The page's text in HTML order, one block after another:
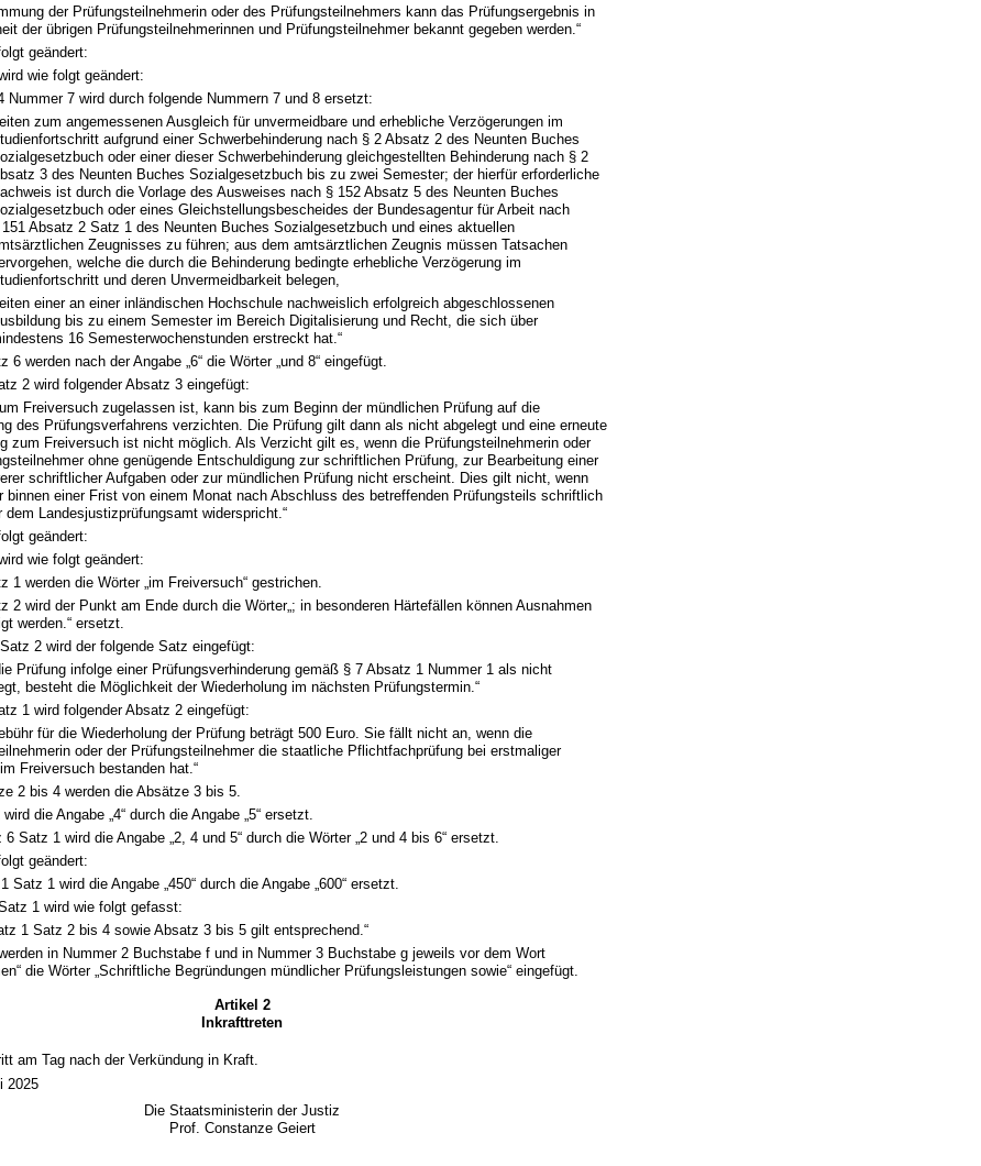
der Prüfungsteilnehmerin oder des Prüfungsteilnehmers kann das Prüfungsergebnis in
der übrigen Prüfungsteilnehmerinnen und Prüfungsteilnehmer bekannt gegeben werden.“
geändert:
wie folgt geändert:
Nummer 7 wird durch folgende Nummern 7 und 8 ersetzt:
zum angemessenen Ausgleich für unvermeidbare und erhebliche Verzögerungen im
aufgrund einer Schwerbehinderung nach § 2 Absatz 2 des Neunten Buches
oder einer dieser Schwerbehinderung gleichgestellten Behinderung nach § 2
3 des Neunten Buches Sozialgesetzbuch bis zu zwei Semester; der hierfür erforderliche
ist durch die Vorlage des Ausweises nach § 152 Absatz 5 des Neunten Buches
oder eines Gleichstellungsbescheides der Bundesagentur für Arbeit nach
151 Absatz 2 Satz 1 des Neunten Buches Sozialgesetzbuch und eines aktuellen
Zeugnisses zu führen; aus dem amtsärztlichen Zeugnis müssen Tatsachen
welche die durch die Behinderung bedingte erhebliche Verzögerung im
und deren Unvermeidbarkeit belegen,
einer an einer inländischen Hochschule nachweislich erfolgreich abgeschlossenen
bis zu einem Semester im Bereich Digitalisierung und Recht, die sich über
16 Semesterwochenstunden erstreckt hat.“
6 werden nach der Angabe „6“ die Wörter „und 8“ eingefügt.
2 wird folgender Absatz 3 eingefügt:
Freiversuch zugelassen ist, kann bis zum Beginn der mündlichen Prüfung auf die
des Prüfungsverfahrens verzichten. Die Prüfung gilt dann als nicht abgelegt und eine erneute
zum Freiversuch ist nicht möglich. Als Verzicht gilt es, wenn die Prüfungsteilnehmerin oder
ohne genügende Entschuldigung zur schriftlichen Prüfung, zur Bearbeitung einer
schriftlicher Aufgaben oder zur mündlichen Prüfung nicht erscheint. Dies gilt nicht, wenn
binnen einer Frist von einem Monat nach Abschluss des betreffenden Prüfungsteils schriftlich
dem Landesjustizprüfungsamt widerspricht.“
geändert:
wie folgt geändert:
1 werden die Wörter „im Freiversuch“ gestrichen.
2 wird der Punkt am Ende durch die Wörter„; in besonderen Härtefällen können Ausnahmen
werden.“ ersetzt.
2 wird der folgende Satz eingefügt:
Prüfung infolge einer Prüfungsverhinderung gemäß § 7 Absatz 1 Nummer 1 als nicht
besteht die Möglichkeit der Wiederholung im nächsten Prüfungstermin.“
1 wird folgender Absatz 2 eingefügt:
für die Wiederholung der Prüfung beträgt 500 Euro. Sie fällt nicht an, wenn die
oder der Prüfungsteilnehmer die staatliche Pflichtfachprüfung bei erstmaliger
Freiversuch bestanden hat.“
2 bis 4 werden die Absätze 3 bis 5.
die Angabe „4“ durch die Angabe „5“ ersetzt.
6 Satz 1 wird die Angabe „2, 4 und 5“ durch die Wörter „2 und 4 bis 6“ ersetzt.
geändert:
Satz 1 wird die Angabe „450“ durch die Angabe „600“ ersetzt.
1 wird wie folgt gefasst:
1 Satz 2 bis 4 sowie Absatz 3 bis 5 gilt entsprechend.“
in Nummer 2 Buchstabe f und in Nummer 3 Buchstabe g jeweils vor dem Wort
die Wörter „Schriftliche Begründungen mündlicher Prüfungsleistungen sowie“ eingefügt.
Artikel 2
Inkrafttreten
am Tag nach der Verkündung in Kraft.
2025
Die Staatsministerin der Justiz
Prof. Constanze Geiert